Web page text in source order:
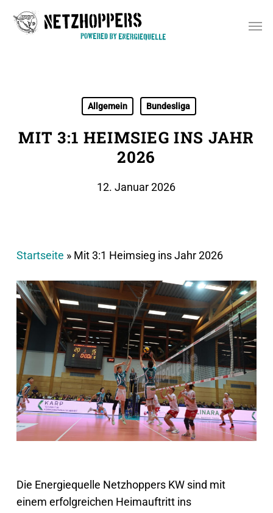
Allgemein Bundesliga
MIT 3:1 HEIMSIEG INS JAHR
2026
12. Januar 2026
Startseite » Mit 3:1 Heimsieg ins Jahr 2026
Die Energiequelle Netzhoppers KW sind mit
einem erfolgreichen Heimauftritt ins